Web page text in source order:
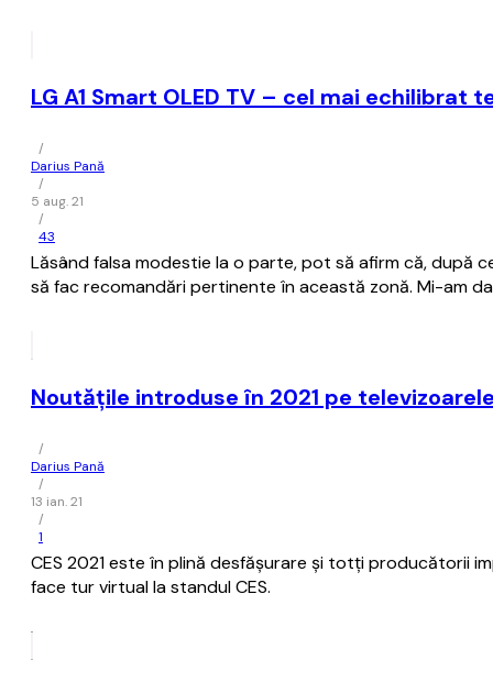
LG A1 Smart OLED TV – cel mai echilibrat
/
Darius Pană
/
5 aug. 21
/
43
Lăsând falsa modestie la o parte, pot să afirm că, după
să fac recomandări pertinente în această zonă. Mi-am
Noutățile introduse în 2021 pe televizoarele
/
Darius Pană
/
13 ian. 21
/
1
CES 2021 este în plină desfășurare și totți producătorii
face tur virtual la standul CES.